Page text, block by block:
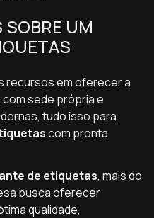
SOBRE UM
recursos em oferecer a
sede própria e
tudo isso para
com pronta
de etiquetas, mais do
busca oferecer
qualidade,